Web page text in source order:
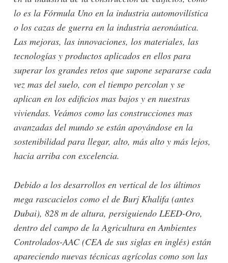
lo es la Fórmula Uno en la industria automovilística
o los cazas de guerra en la industria aeronáutica.
Las mejoras, las innovaciones, los materiales, las
tecnologías y productos aplicados en ellos para
superar los grandes retos que supone separarse cada
vez mas del suelo, con el tiempo percolan y se
aplican en los edificios mas bajos y en nuestras
viviendas. Veámos como las construcciones mas
avanzadas del mundo se están apoyándose en la
sostenibilidad para llegar, alto, más alto y más lejos,
hacia arriba con excelencia.
Debido a los desarrollos en vertical de los últimos
mega rascacielos como el de Burj Khalifa (antes
Dubai), 828 m de altura, persiguiendo LEED-Oro,
dentro del campo de la Agricultura en Ambientes
Controlados-AAC (CEA de sus siglas en inglés) están
apareciendo nuevas técnicas agrícolas como son las